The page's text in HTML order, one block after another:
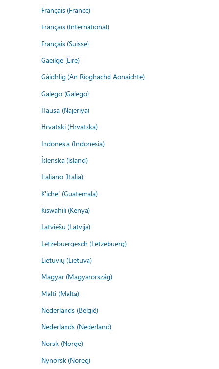
Français (France)
Français (International)
Français (Suisse)
Gaeilge (Éire)
Gàidhlig (An Rìoghachd Aonaichte)
Galego (Galego)
Hausa (Najeriya)
Hrvatski (Hrvatska)
Indonesia (Indonesia)
Íslenska (ísland)
Italiano (Italia)
K'iche' (Guatemala)
Kiswahili (Kenya)
Latviešu (Latvija)
Lëtzebuergesch (Lëtzebuerg)
Lietuvių (Lietuva)
Magyar (Magyarország)
Malti (Malta)
Nederlands (België)
Nederlands (Nederland)
Norsk (Norge)
Nynorsk (Noreg)